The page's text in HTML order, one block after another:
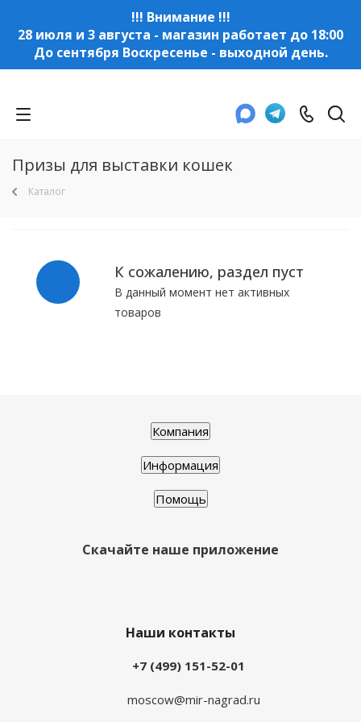
!!! Внимание !!!
28 июля и 3 августа - магазин работает до 18:00
До сентября Воскресенье - выходной день.
Призы для выставки кошек
Каталог
К сожалению, раздел пуст
В данный момент нет активных
товаров
Компания
Информация
Помощь
Скачайте наше приложение
Наши контакты
+7 (499) 151-52-01
moscow@mir-nagrad.ru